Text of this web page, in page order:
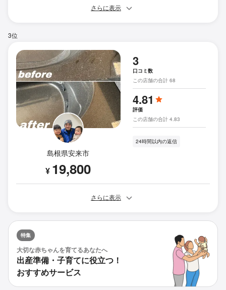
さらに表示
3位
島根県安来市
¥ 19,800
3
口コミ数
この店舗の合計 68
4.81
評価
この店舗の合計 4.83
24時間以内の返信
さらに表示
特集
大切な赤ちゃんを育てるあなたへ
出産準備・子育てに役立つ！
おすすめサービス